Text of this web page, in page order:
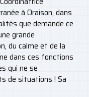
à Oraison, dans
que demande ce
grande
du calme et de la
dans ces fonctions
qui ne se
de situations ! Sa